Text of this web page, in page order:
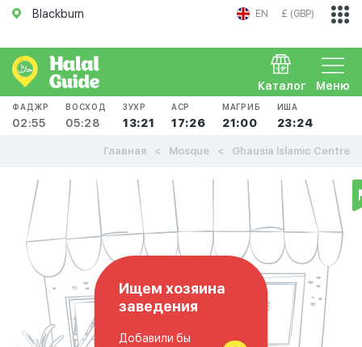
Blackburn EN £ (GBP)
Меню
Каталог
ФАДЖР
02:55
ВОСХОД
05:28
ЗУХР
13:21
АСР
17:26
МАГРИБ
21:00
ИША
23:24
Главная Mosque Ghausia Islamic Centre
Ищем хозяина
заведения
Добавили бы